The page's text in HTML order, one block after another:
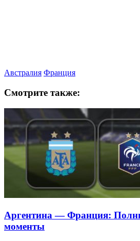
Австралия Франция
Смотрите также:
Аргентина — Франция:
моменты